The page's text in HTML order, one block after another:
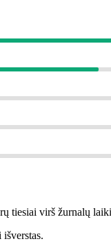
tiesiai virš žurnalų